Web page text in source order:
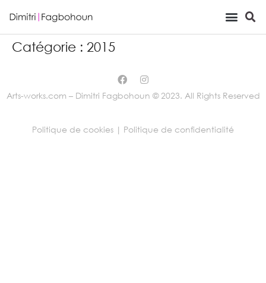
Catégorie : 2015
Arts-works.com – Dimitri Fagbohoun © 2023. All Rights Reserved
Politique de cookies | Politique de confidentialité